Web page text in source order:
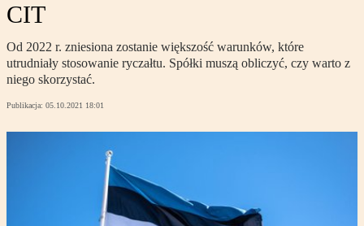
CIT
Od 2022 r. zniesiona zostanie większość warunków, które
utrudniały stosowanie ryczałtu. Spółki muszą obliczyć, czy warto z
niego skorzystać.
Publikacja: 05.10.2021 18:01